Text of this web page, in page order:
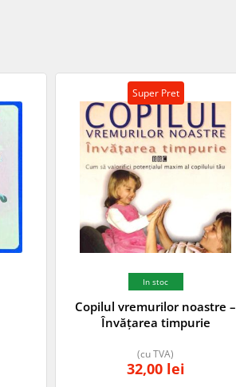
Super Pret
In stoc
Copilul vremurilor noastre –
Învățarea timpurie
32,00 lei
(cu TVA)